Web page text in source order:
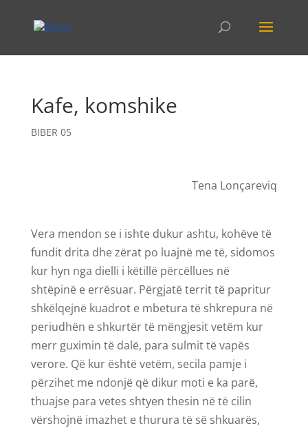
Kafe, komshike
BIBER 05
Tena Lonçareviq
Vera mendon se i ishte dukur ashtu, kohëve të
fundit drita dhe zërat po luajnë me të, sidomos
kur hyn nga dielli i këtillë përcëllues në
shtëpinë e errësuar. Përgjatë territ të papritur
shkëlqejnë kuadrot e mbetura të shkrepura në
periudhën e shkurtër të mëngjesit vetëm kur
merr guximin të dalë, para sulmit të vapës
verore. Që kur është vetëm, secila pamje i
përzihet me ndonjë që dikur moti e ka parë,
thuajse para vetes shtyen thesin në të cilin
vërshojnë imazhet e thurura të së shkuarës,